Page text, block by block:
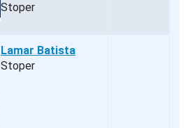
Stoper
Lamar Batista
Stoper